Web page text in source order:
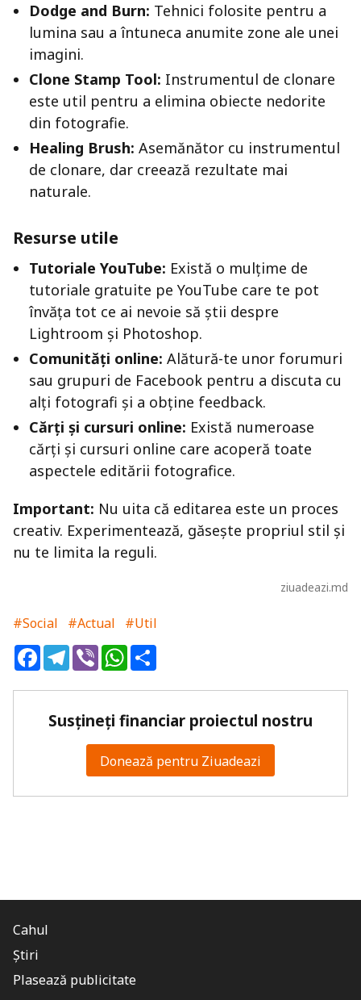
Dodge and Burn: Tehnici folosite pentru a
lumina sau a întuneca anumite zone ale unei
imagini.
Clone Stamp Tool: Instrumentul de clonare
este util pentru a elimina obiecte nedorite
din fotografie.
Healing Brush: Asemănător cu instrumentul
de clonare, dar creează rezultate mai
naturale.
Resurse utile
Tutoriale YouTube: Există o mulțime de
tutoriale gratuite pe YouTube care te pot
învăța tot ce ai nevoie să știi despre
Lightroom și Photoshop.
Comunități online: Alătură-te unor forumuri
sau grupuri de Facebook pentru a discuta cu
alți fotografi și a obține feedback.
Cărți și cursuri online: Există numeroase
cărți și cursuri online care acoperă toate
aspectele editării fotografice.
Important: Nu uita că editarea este un proces
creativ. Experimentează, găsește propriul stil și
nu te limita la reguli.
ziuadeazi.md
#Social #Actual
#Util
FacebookTelegram
ViberWhatsApp
Susțineți financiar proiectul nostru
Donează pentru Ziuadeazi
Cahul
Știri
Plasează publicitate